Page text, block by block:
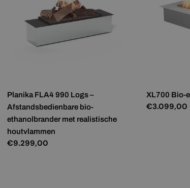
Planika FLA4 990 Logs –
Afstandsbedienbare bio-
ethanolbrander met realistische
houtvlammen
Normale
€9.299,00
XL700 Bio-
Normale
€3.099,00